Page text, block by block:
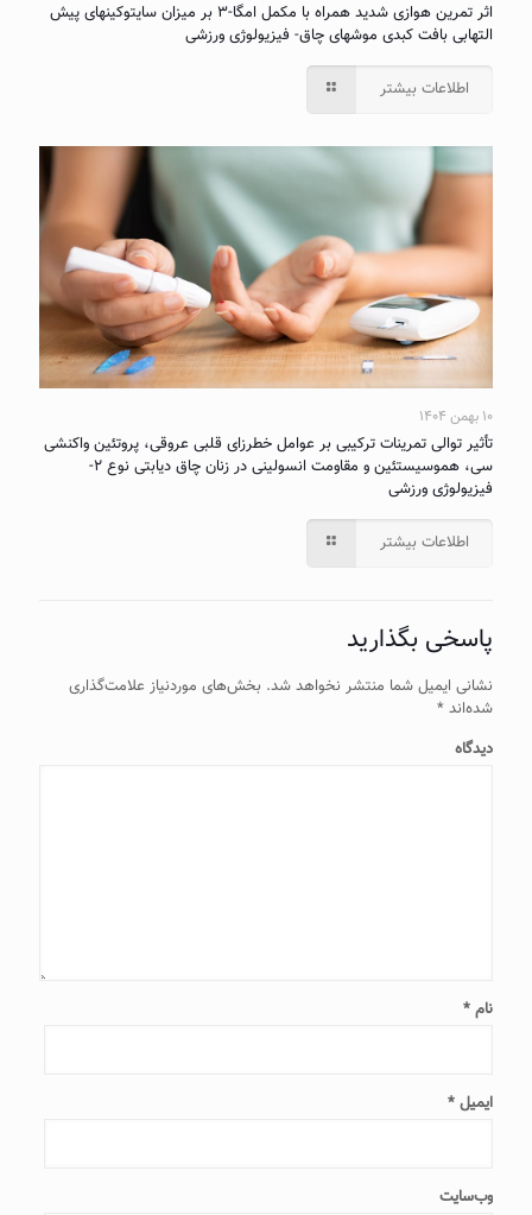
اثر تمرین هوازی شدید همراه با مکمل امگا-۳ بر میزان سایتوکینهای پیش
التهابی بافت کبدی موشهای چاق- فیزیولوژی ورزشی
اطلاعات بیشتر
۱۰ بهمن ۱۴۰۴
تأثیر توالی تمرینات ترکیبی بر عوامل خطرزای قلبی عروقی، پروتئین واکنشی
سی، هموسیستئین و مقاومت انسولینی در زنان چاق دیابتی نوع ۲-
فیزیولوژی ورزشی
اطلاعات بیشتر
پاسخی بگذارید
نشانی ایمیل شما منتشر نخواهد شد. بخش‌های موردنیاز علامت‌گذاری
شده‌اند *
دیدگاه
نام *
ایمیل *
وب‌سایت